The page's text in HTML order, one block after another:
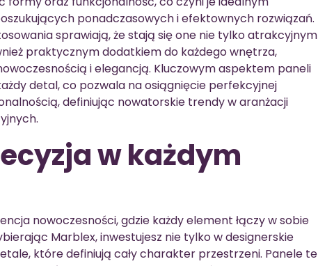
ponadczasowych i efektownych rozwiązań.
sprawiają, że stają się one nie tylko atrakcyjnym
praktycznym dodatkiem do każdego wnętrza,
i elegancją. Kluczowym aspektem paneli
detal, co pozwala na osiągnięcie perfekcyjnej
definiując nowatorskie trendy w aranżacji
w każdym
nowoczesności, gdzie każdy element łączy w sobie
Marblex, inwestujesz nie tylko w designerskie
które definiują cały charakter przestrzeni. Panele te